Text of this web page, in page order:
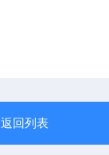
返回列表